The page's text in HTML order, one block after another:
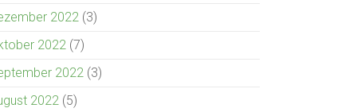
2022 (3)
2022 (7)
2022 (3)
2022 (5)